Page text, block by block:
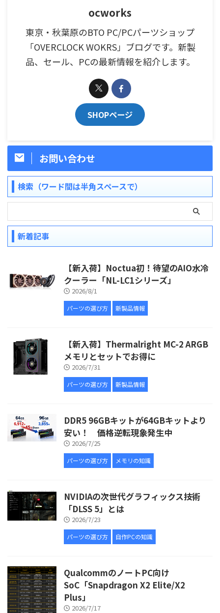
ocworks
東京・秋葉原のBTO PC/PCパーツショップ
「OVERCLOCK WOKRS」ブログです。新製
品、セール、PCの最新情報を紹介します。
SHOPページ
お問い合わせ
検索（ワード間は半角スペースで）
新着記事
【新入荷】Noctua初！待望のAIO水冷
クーラー「NL-LC1シリーズ」
2026/8/1
パーツの選び方 新製品情報
【新入荷】Thermalright MC-2 ARGB
メモリとセットでお得に
2026/7/31
パーツの選び方 新製品情報
DDR5 96GBキットが64GBキットより
安い！ 価格逆転現象発生中
2026/7/25
パーツの選び方 メモリの知識
NVIDIAの次世代グラフィックス技術
「DLSS 5」とは
2026/7/23
パーツの選び方 自作PCの知識
QualcommのノートPC向け
SoC「Snapdragon X2 Elite/X2
Plus」
2026/7/17